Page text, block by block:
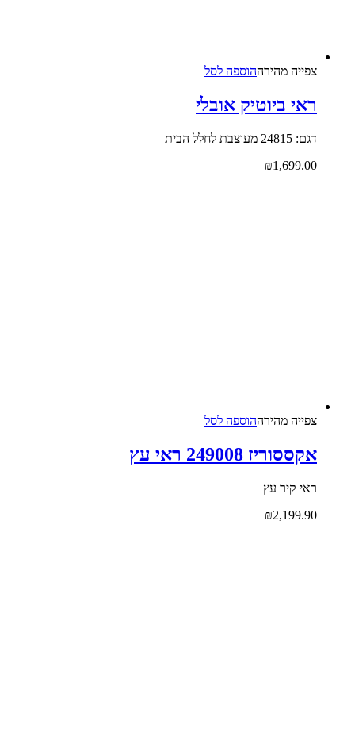
צפייה‬ ‫מהירה‬הוספה לסל
ראי ביוטיק אובלי
דגם: 24815 מעוצבת לחלל הבית
₪1,699.00
צפייה‬ ‫מהירה‬הוספה לסל
אקססוריז 249008 ראי עץ
ראי קיר עץ
₪2,199.90